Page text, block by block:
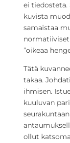
ei
kuvista
samaistaa
”oikeaa
Tätä
takaa.
ihmisen.
kuuluvan
ollut